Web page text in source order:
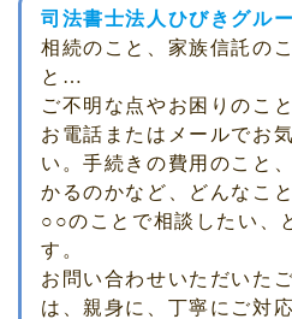
司法書士法人ひびきグル
相続のこと、家族信託の
と…
ご不明な点やお困りのこ
お電話またはメールでお
い。手続きの費用のこと
かるのかなど、どんなこ
○○のことで相談したい、
す。
お問い合わせいただいた
は、親身に、丁寧にご対